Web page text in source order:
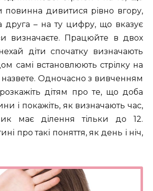
дивитися рівно вгору,
друга – на ту цифру, що вказує
визначаєте. Працюйте в двох
діти спочатку визначають
самі встановлюють стрілку на
Одночасно з вивченням
дітям про те, що доба
і покажіть, як визначають час,
має ділення тільки до 12.
про такі поняття, як день і ніч,